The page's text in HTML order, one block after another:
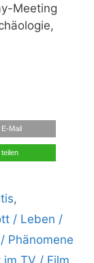
Meeting
E-Mail
teilen
,
/ Leben /
Phänomene